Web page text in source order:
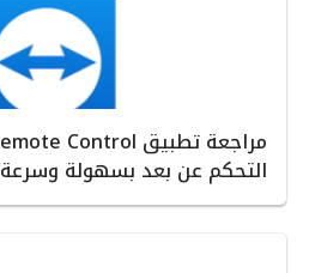
التحكم عن بعد بسهولة وسرعة